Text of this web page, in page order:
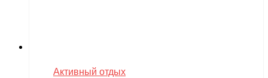
Активный отдых